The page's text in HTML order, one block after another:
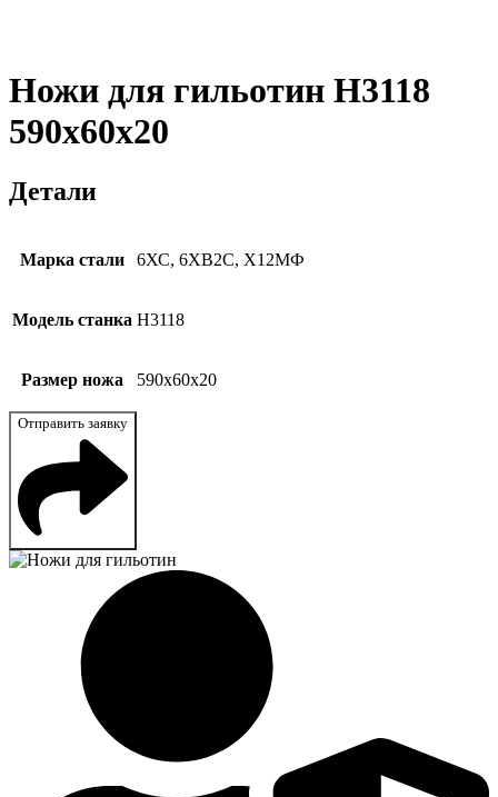
Ножи для гильотин Н3118
590x60x20
Детали
Марка стали 6ХС, 6ХВ2С, Х12МФ
Модель станка Н3118
Размер ножа 590x60x20
Отправить заявку